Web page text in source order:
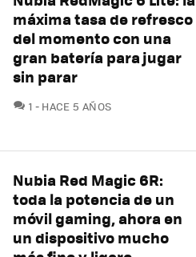
máxima tasa de refresco
del momento con una
gran batería para jugar
sin parar
1 COMENTARIOS
HACE 5 AÑOS
Nubia Red Magic 6R:
toda la potencia de un
móvil gaming, ahora en
un dispositivo mucho